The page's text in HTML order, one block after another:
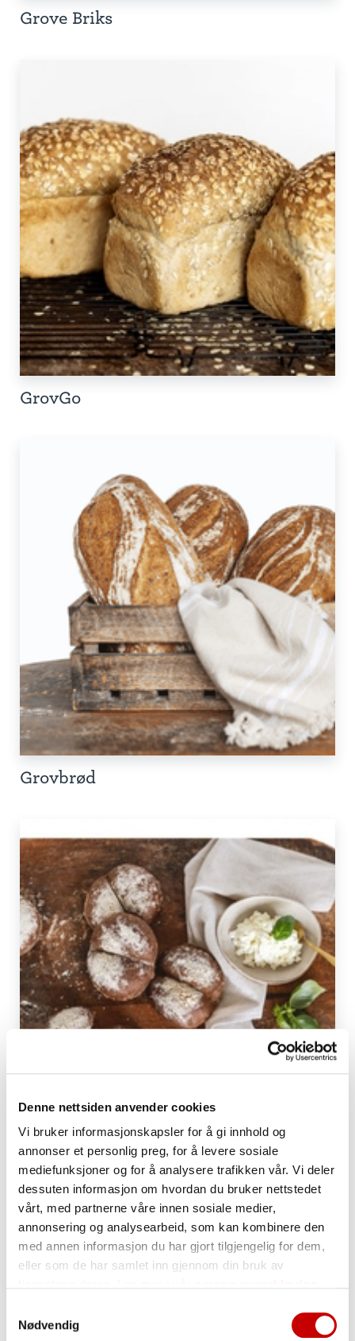
Denne nettsiden anvender cookies
Vi bruker informasjonskapsler for å gi innhold og
annonser et personlig preg, for å levere sosiale
mediefunksjoner og for å analysere trafikken vår. Vi deler
dessuten informasjon om hvordan du bruker nettstedet
vårt, med partnerne våre innen sosiale medier,
annonsering og analysearbeid, som kan kombinere den
med annen informasjon du har gjort tilgjengelig for dem,
eller som de har samlet inn gjennom din bruk av
Nødvendig
Grove Briks
GrovGo
Grovbrød
Proteinstykker